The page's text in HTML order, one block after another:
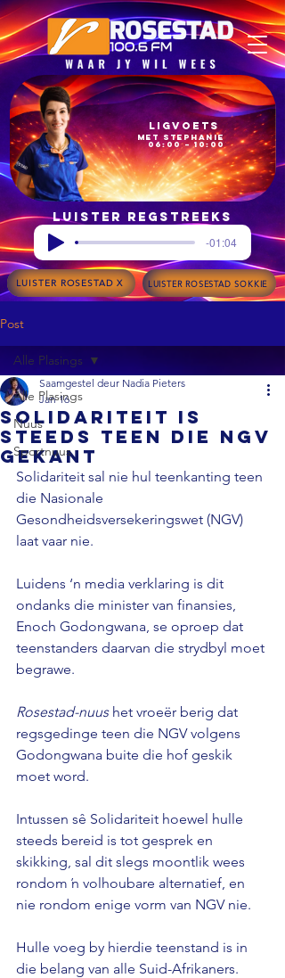
06:00 – 10:00
met Stephanie
Ligvoets
Luister regstreeks
-01:04
LUISTER ROSESTAD X LUISTER ROSESTAD SOKKIE
Post
Alle Plasings
Nuus
Sportnuus
Alle Plasings
Solidariteit is
steeds teen die NGV
gekant
Saamgestel deur Nadia Pieters
Jan 16
Solidariteit sal nie hul teenkanting teen
die Nasionale
Gesondheidsversekeringswet (NGV)
laat vaar nie.
Luidens ‘n media verklaring is dit
ondanks die minister van finansies,
Enoch Godongwana, se oproep dat
teenstanders daarvan die strydbyl moet
begrawe.
Rosestad-nuus het vroeër berig dat
regsgedinge teen die NGV volgens
Godongwana buite die hof geskik
moet word.
Intussen sê Solidariteit hoewel hulle
steeds bereid is tot gesprek en
skikking, sal dit slegs moontlik wees
rondom ŉ volhoubare alternatief, en
nie rondom enige vorm van NGV nie.
Hulle voeg by hierdie teenstand is in
die belang van alle Suid-Afrikaners.